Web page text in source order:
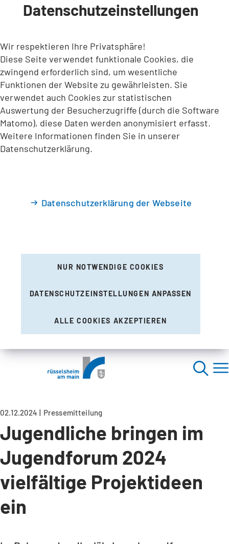
INHALT ANSPRINGEN
Datenschutzeinstellungen
Wir respektieren Ihre Privatsphäre!
Diese Seite verwendet funktionale Cookies, die
zwingend erforderlich sind, um wesentliche
Funktionen der Website zu gewährleisten. Sie
verwendet auch Cookies zur statistischen
Auswertung der Besucherzugriffe (durch die Software
Matomo), diese Daten werden anonymisiert erfasst.
Weitere Informationen finden Sie in unserer
Datenschutzerklärung.
Datenschutzerklärung der Webseite
NUR NOTWENDIGE COOKIES
DATENSCHUTZEINSTELLUNGEN ANPASSEN
ALLE COOKIES AKZEPTIEREN
02.12.2024 Pressemitteilung
Jugendliche bringen im
Jugendforum 2024
vielfältige Projektideen
ein